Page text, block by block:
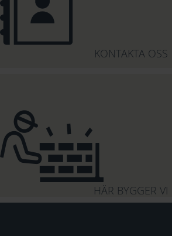
KONTAKTA OSS
HÄR BYGGER VI